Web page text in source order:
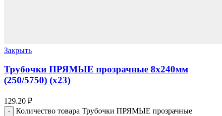
Закрыть
Трубочки ПРЯМЫЕ прозрачные 8х240мм
(250/5750) (х23)
129.20 ₽
Количество товара Трубочки ПРЯМЫЕ прозрачные